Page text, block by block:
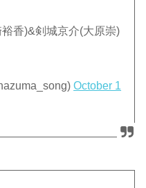
香)&剣城京介(大原崇)
October 1